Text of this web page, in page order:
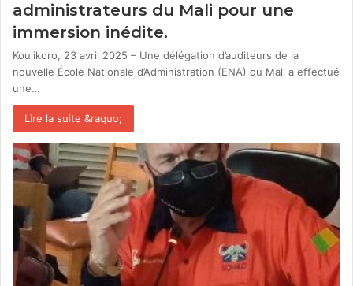
administrateurs du Mali pour une
immersion inédite.
Koulikoro, 23 avril 2025 – Une délégation d’auditeurs de la
nouvelle École Nationale d’Administration (ENA) du Mali a effectué
une…
Lire la suite &raquo;